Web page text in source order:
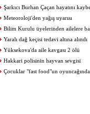
Şarkıcı Burhan Çaçan hayatını
Meteoroloji'den yağış uyarısı
Bilim Kurulu üyelerinden ailelere
Yaralı dağ keçisi tedavi altına alındı
Yüksekova'da aile kavgası 2 ölü
Hakkari polisinin hayvan sevgisi
Çocuklar "fast food"un